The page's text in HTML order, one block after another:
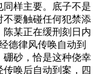
样主要。底子不是
要触碰任何犯禁添
某正在缓刑刻日内
德律风传唤自动到
硼砂，恰是这种侥幸
唤后自动到案，四